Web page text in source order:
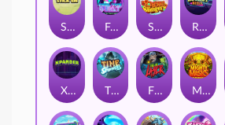
Stick'em Feel The Beat Snow Slingers Rocket Reels
Xpander Time Spinners Fire My Laser Mighty Masks